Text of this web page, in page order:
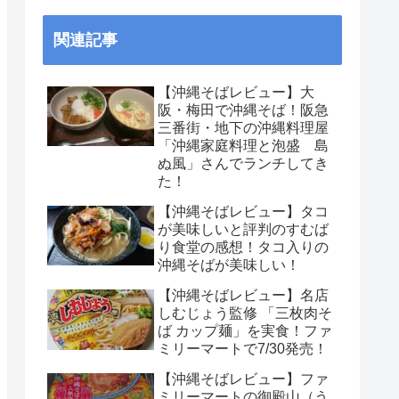
関連記事
【沖縄そばレビュー】大
阪・梅田で沖縄そば！阪急
三番街・地下の沖縄料理屋
「沖縄家庭料理と泡盛 島
ぬ風」さんでランチしてき
た！
【沖縄そばレビュー】タコ
が美味しいと評判のすむば
り食堂の感想！タコ入りの
沖縄そばが美味しい！
【沖縄そばレビュー】名店
しむじょう監修 「三枚肉そ
ば カップ麺」を実食！ファ
ミリーマートで7/30発売！
【沖縄そばレビュー】ファ